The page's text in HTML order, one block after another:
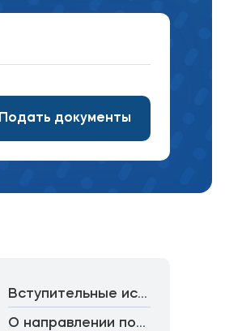
Подать документы
Вступительные испытания
О направлении подготовки